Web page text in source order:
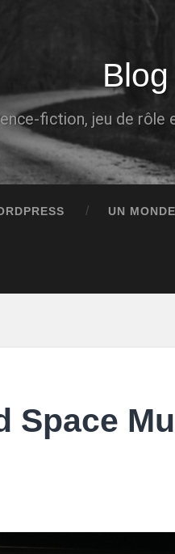
fiction, jeu de rôle
UN
Space